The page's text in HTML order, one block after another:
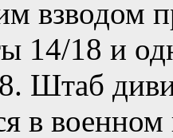
взводом
14/18 и
Штаб
в